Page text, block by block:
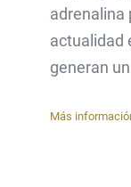
adrenalina
actualidad
generan
Más